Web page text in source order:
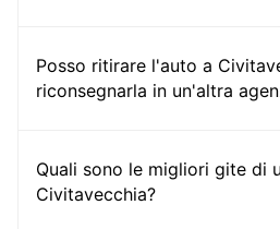
Posso ritirare l'auto a
riconsegnarla in un'altra
Quali sono le migliori gite di
Civitavecchia?